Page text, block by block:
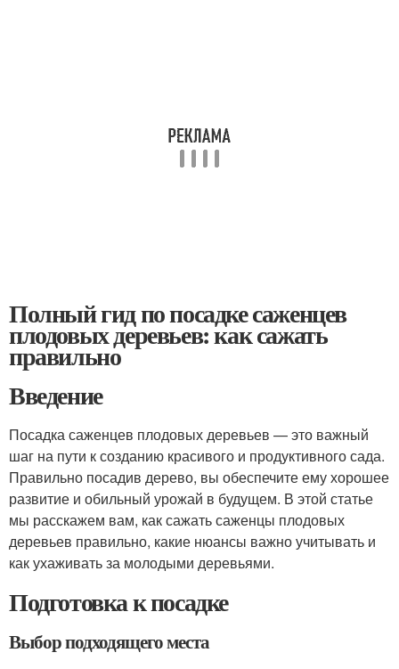
Полный гид по посадке саженцев
плодовых деревьев: как сажать
правильно
Введение
Посадка саженцев плодовых деревьев — это важный
шаг на пути к созданию красивого и продуктивного сада.
Правильно посадив дерево, вы обеспечите ему хорошее
развитие и обильный урожай в будущем. В этой статье
мы расскажем вам, как сажать саженцы плодовых
деревьев правильно, какие нюансы важно учитывать и
как ухаживать за молодыми деревьями.
Подготовка к посадке
Выбор подходящего места